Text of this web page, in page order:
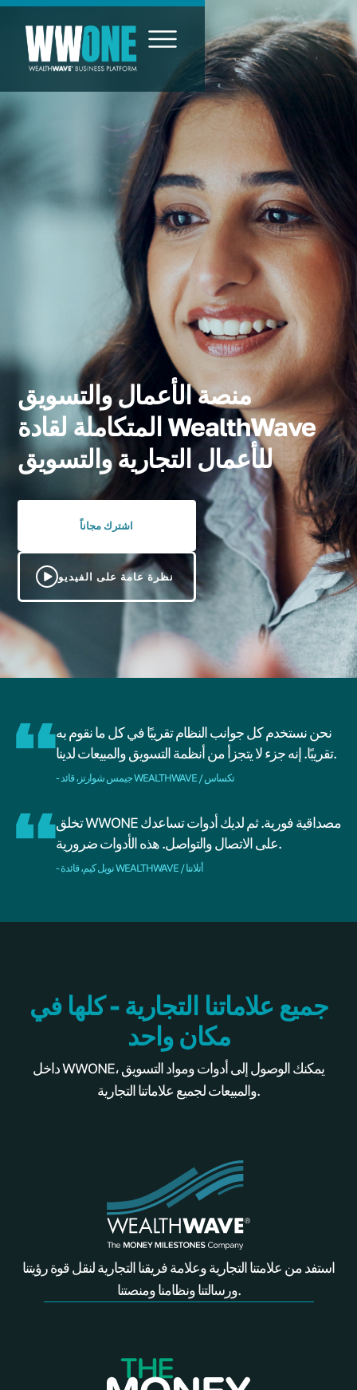
منصة الأعمال والتسويق
المتكاملة لقادة WealthWave
للأعمال التجارية والتسويق
اشترك مجاناً
نظرة عامة على الفيديو
نحن نستخدم كل جوانب النظام تقريبًا في كل ما نقوم به
تقريبًا. إنه جزء لا يتجزأ من أنظمة التسويق والمبيعات لدينا.
- جيمس شوارتز، قائد WEALTHWAVE / تكساس
تخلق WWONE مصداقية فورية. ثم لديك أدوات تساعدك
على الاتصال والتواصل. هذه الأدوات ضرورية.
- نويل كيم، قائدة WEALTHWAVE / أتلانتا
جميع علاماتنا التجارية - كلها في
مكان واحد
داخل WWONE، يمكنك الوصول إلى أدوات ومواد التسويق
والمبيعات لجميع علاماتنا التجارية.
استفد من علامتنا التجارية وعلامة فريقنا التجارية لنقل قوة رؤيتنا
ورسالتنا ونظامنا ومنصتنا.